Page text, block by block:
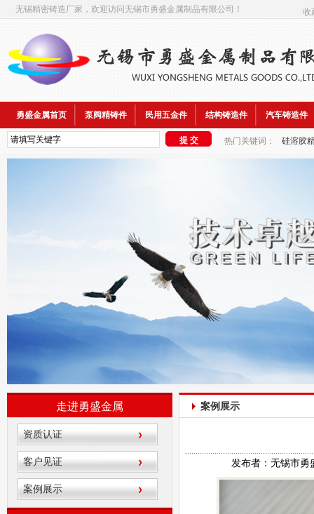
无锡精密铸造厂家，欢迎访问无锡市勇盛金属制品有限公司！ 收
勇盛金属首页 泵阀精铸件 民用五金件 结构铸造件 汽车铸造件
热门关键词： 硅溶胶
走进勇盛金属
资质认证
客户见证
案例展示
案例展示
发布者：无锡市